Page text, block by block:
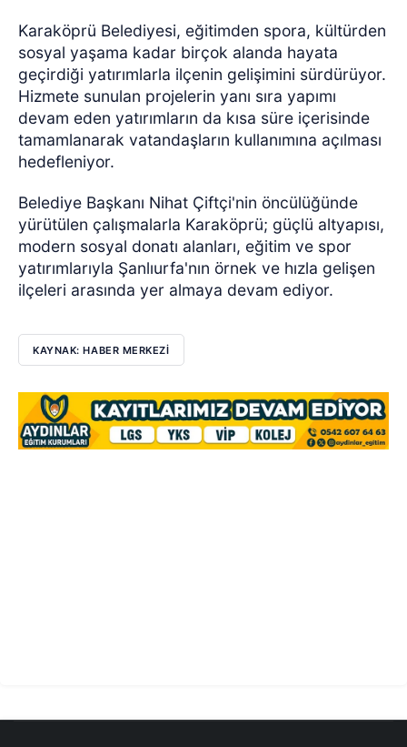
Karaköprü Belediyesi, eğitimden spora, kültürden
sosyal yaşama kadar birçok alanda hayata
geçirdiği yatırımlarla ilçenin gelişimini sürdürüyor.
Hizmete sunulan projelerin yanı sıra yapımı
devam eden yatırımların da kısa süre içerisinde
tamamlanarak vatandaşların kullanımına açılması
hedefleniyor.
Belediye Başkanı Nihat Çiftçi'nin öncülüğünde
yürütülen çalışmalarla Karaköprü; güçlü altyapısı,
modern sosyal donatı alanları, eğitim ve spor
yatırımlarıyla Şanlıurfa'nın örnek ve hızla gelişen
ilçeleri arasında yer almaya devam ediyor.
KAYNAK: HABER MERKEZİ